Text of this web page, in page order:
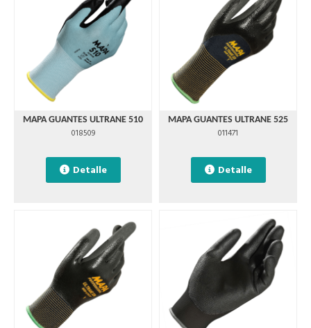
MAPA GUANTES ULTRANE 510
018509
Detalle
MAPA GUANTES ULTRANE 525
011471
Detalle